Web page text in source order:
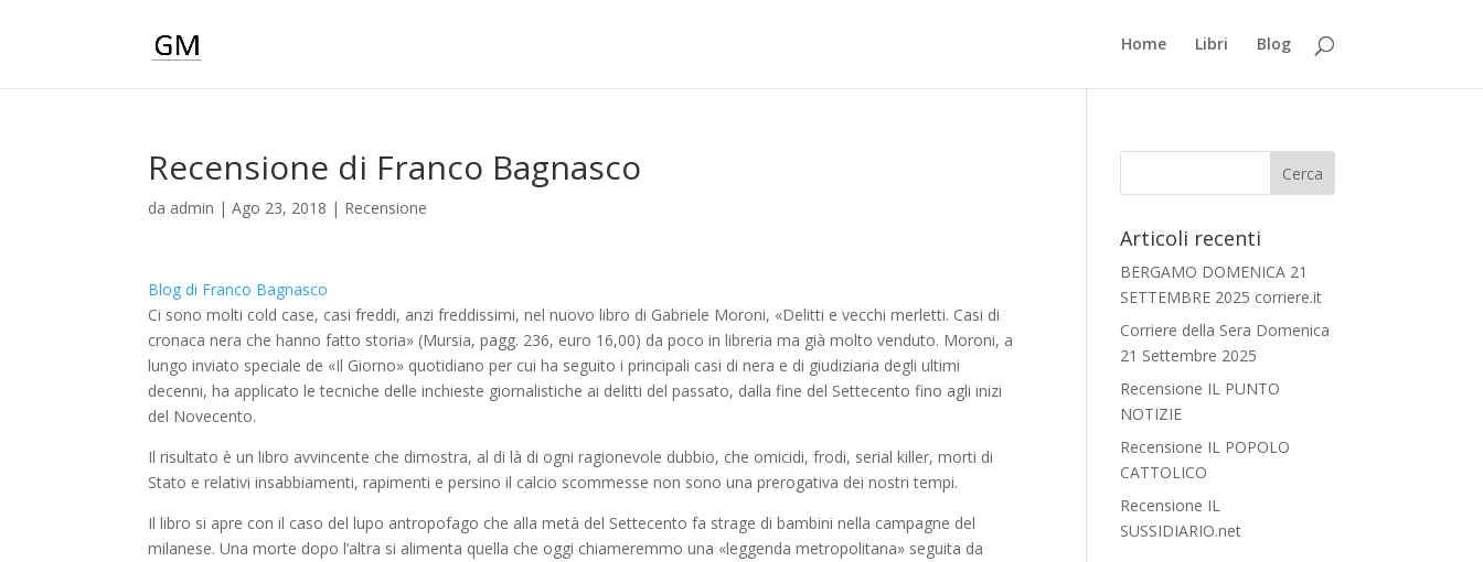
Home Libri Blog
Recensione di Franco Bagnasco
da admin |Ago 23, 2018 | Recensione
Blog di Franco Bagnasco
Ci sono molti cold case, casi freddi, anzi freddissimi, nel nuovo libro di Gabriele Moroni, «Delitti e vecchi merletti. Casi di
cronaca nera che hanno fatto storia» (Mursia, pagg. 236, euro 16,00) da poco in libreria ma già molto venduto. Moroni, a
lungo inviato speciale de «Il Giorno» quotidiano per cui ha seguito i principali casi di nera e di giudiziaria degli ultimi
decenni, ha applicato le tecniche delle inchieste giornalistiche ai delitti del passato, dalla fine del Settecento fino agli inizi
del Novecento.
Il risultato è un libro avvincente che dimostra, al di là di ogni ragionevole dubbio, che omicidi, frodi, serial killer, morti di
Stato e relativi insabbiamenti, rapimenti e persino il calcio scommesse non sono una prerogativa dei nostri tempi.
Il libro si apre con il caso del lupo antropofago che alla metà del Settecento fa strage di bambini nella campagne del
milanese. Una morte dopo l’altra si alimenta quella che oggi chiameremmo una «leggenda metropolitana» seguita da
Articoli recenti
BERGAMO DOMENICA 21
SETTEMBRE 2025 corriere.it
Corriere della Sera Domenica
21 Settembre 2025
Recensione IL PUNTO
NOTIZIE
Recensione IL POPOLO
CATTOLICO
Recensione IL
SUSSIDIARIO.net